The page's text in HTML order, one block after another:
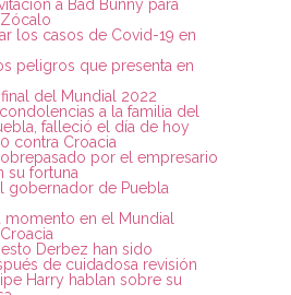
a Bad Bunny para
los casos de Covid-19 en
peligros que presenta en
del Mundial 2022
a la familia del
falleció el día de hoy
contra Croacia
por el empresario
su fortuna
gobernador de Puebla
momento en el Mundial
Derbez han sido
de cuidadosa revisión
Harry hablan sobre su